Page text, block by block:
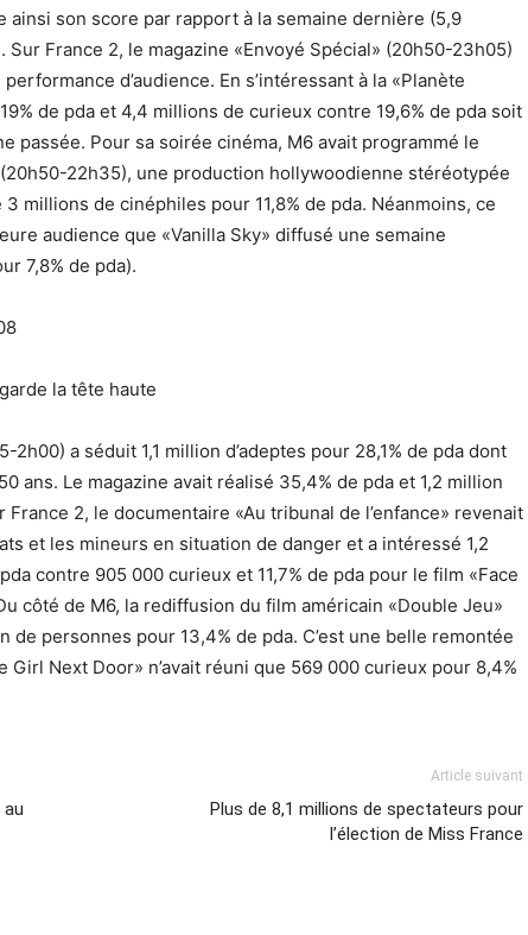
ainsi son score par rapport à la semaine dernière (5,9
Sur France 2, le magazine «Envoyé Spécial» (20h50-23h05)
d’audience. En s’intéressant à la «Planète
de pda et 4,4 millions de curieux contre 19,6% de pda soit
passée. Pour sa soirée cinéma, M6 avait programmé le
22h35), une production hollywoodienne stéréotypée
millions de cinéphiles pour 11,8% de pda. Néanmoins, ce
audience que «Vanilla Sky» diffusé une semaine
7,8% de pda).
la tête haute
2h00) a séduit 1,1 million d’adeptes pour 28,1% de pda dont
ans. Le magazine avait réalisé 35,4% de pda et 1,2 million
2, le documentaire «Au tribunal de l’enfance» revenait
et les mineurs en situation de danger et a intéressé 1,2
contre 905 000 curieux et 11,7% de pda pour le film «Face
côté de M6, la rediffusion du film américain «Double Jeu»
de personnes pour 13,4% de pda. C’est une belle remontée
Next Door» n’avait réuni que 569 000 curieux pour 8,4%
Article suivant
Plus de 8,1 millions de spectateurs pour
l’élection de Miss France